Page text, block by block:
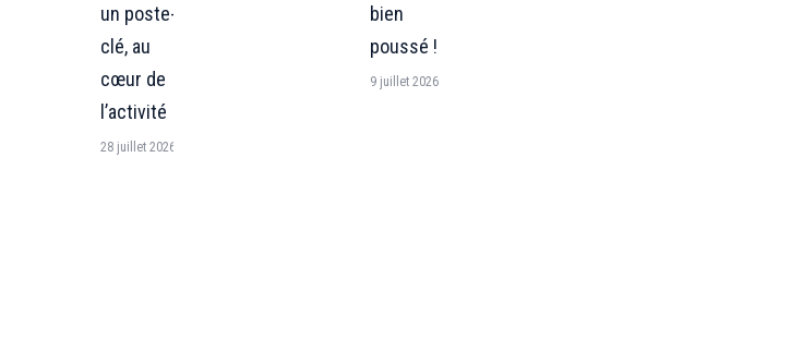
un poste-
clé, au
cœur de
l’activité
28 juillet 2026
bien
poussé !
9 juillet 2026